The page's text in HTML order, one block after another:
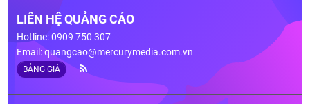
LIÊN HỆ QUẢNG CÁO
Hotline: 0909 750 307
Email:quangcao@mercurymedia.com.vn
BẢNG GIÁ